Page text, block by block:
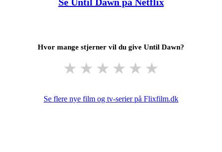
Hvor mange stjerner vil du give Until Dawn?
★ ★ ★ ★ ★ ★
Se flere nye film og tv-serier på Flixfilm.dk